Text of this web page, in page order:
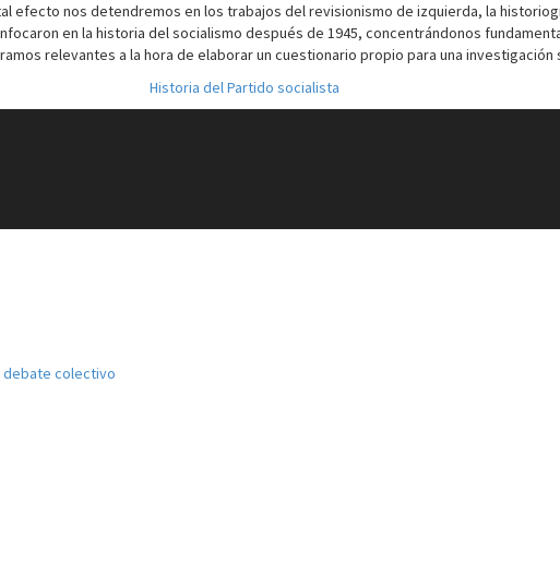
efecto nos detendremos en los trabajos del revisionismo de izquierda, la
en la historia del socialismo después de 1945, concentrándonos
relevantes a la hora de elaborar un cuestionario propio para una
Historia del Partido socialista
debate colectivo